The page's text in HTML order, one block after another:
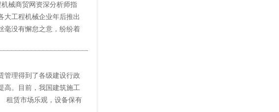
械商贸网资深分析师指
大工程机械企业年后推出
毫没有懈怠之意，纷纷着
理得到了各级建设行政
高。目前，我国建筑施工
赁市场乐观，设备保有